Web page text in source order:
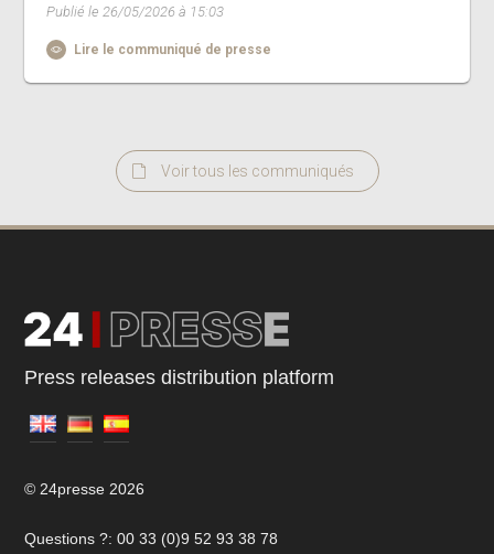
Publié le 26/05/2026 à 15:03
Lire le communiqué de presse
Voir tous les communiqués
Press releases distribution platform
© 24presse 2026
Questions ?: 00 33 (0)9 52 93 38 78